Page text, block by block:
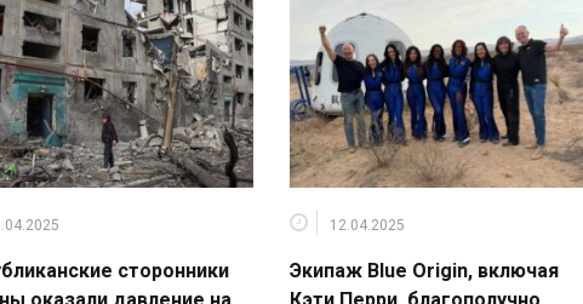
сторонники
12.04.2025
Экипаж Blue Origin, включая